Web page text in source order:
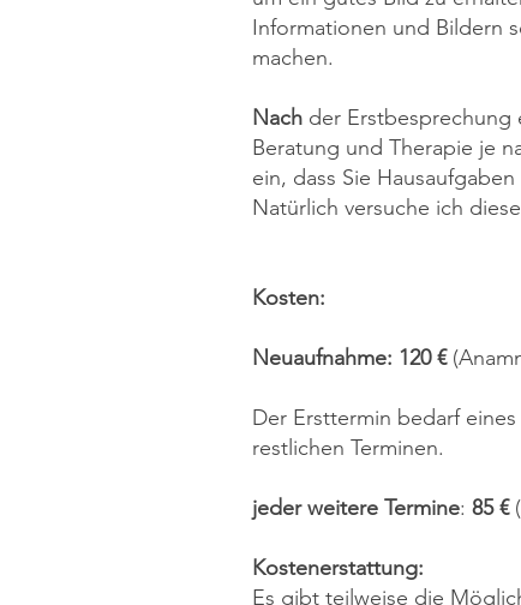
Informationen und Bildern
machen.
Nach der Erstbesprechung
Beratung und Therapie je
ein, dass Sie
Natürlich versuche ich
Kosten:
Neuaufnahme: 120 €
Der Ersttermin bedarf
restlichen Terminen.
jeder weitere Termine: 85 €
Kostenerstattung:
Es gibt teilweise die